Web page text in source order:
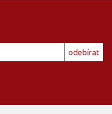
odebírat